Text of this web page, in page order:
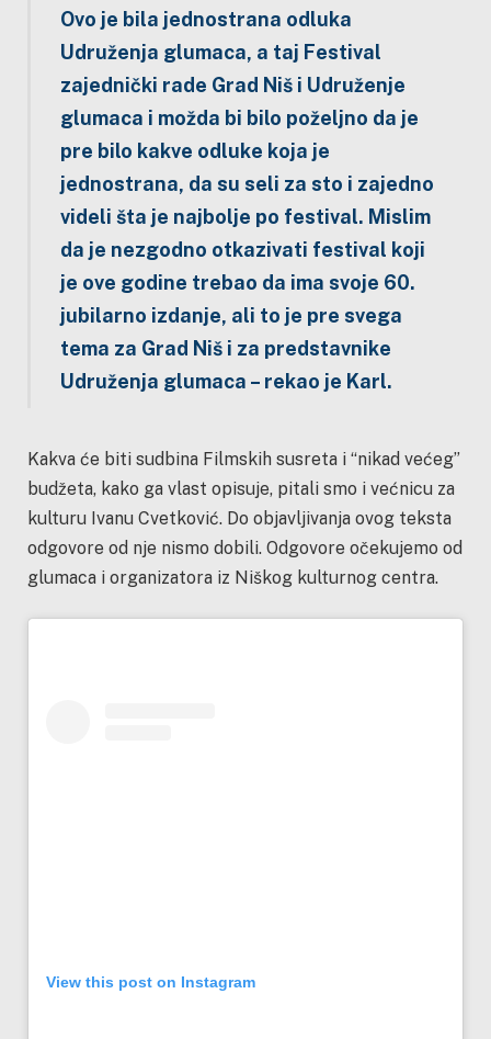
Ovo je bila jednostrana odluka
Udruženja glumaca, a taj Festival
zajednički rade Grad Niš i Udruženje
glumaca i možda bi bilo poželjno da je
pre bilo kakve odluke koja je
jednostrana, da su seli za sto i zajedno
videli šta je najbolje po festival. Mislim
da je nezgodno otkazivati festival koji
je ove godine trebao da ima svoje 60.
jubilarno izdanje, ali to je pre svega
tema za Grad Niš i za predstavnike
Udruženja glumaca – rekao je Karl.
Kakva će biti sudbina Filmskih susreta i “nikad većeg”
budžeta, kako ga vlast opisuje, pitali smo i većnicu za
kulturu Ivanu Cvetković. Do objavljivanja ovog teksta
odgovore od nje nismo dobili. Odgovore očekujemo od
glumaca i organizatora iz Niškog kulturnog centra.
View this post on Instagram